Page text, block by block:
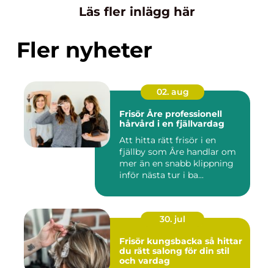
Läs fler inlägg här
Fler nyheter
02. aug
Frisör Åre professionell
hårvård i en fjällvardag
Att hitta rätt frisör i en
fjällby som Åre handlar om
mer än en snabb klippning
inför nästa tur i ba...
30. jul
Frisör kungsbacka så hittar
du rätt salong för din stil
och vardag